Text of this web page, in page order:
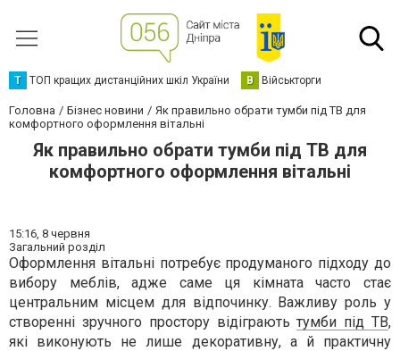
Т ТОП кращих дистанційних шкіл України В Військторги
Головна Бізнес новини
Як правильно обрати тумби під ТВ для
комфортного оформлення вітальні
Як правильно обрати тумби під ТВ для
комфортного оформлення вітальні
15:16, 8 червня
Загальний розділ
Оформлення вітальні потребує продуманого підходу до
вибору меблів, адже саме ця кімната часто стає
центральним місцем для відпочинку. Важливу роль у
створенні зручного простору відіграютьтумби під ТВ,
які виконують не лише декоративну, а й практичну